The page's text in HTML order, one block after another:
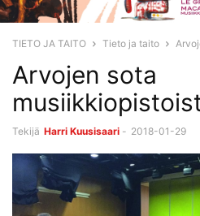
TIETO JA TAITO Tieto ja taito
Arvojen sota
Tekijä Harri Kuusisaari - 2018-01-29